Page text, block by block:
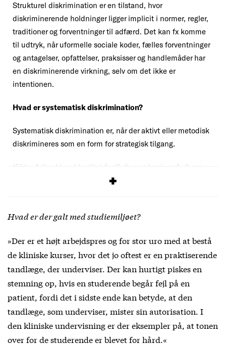
Strukturel diskrimination er en tilstand, hvor
diskriminerende holdninger ligger implicit i normer, regler,
traditioner og forventninger til adfærd. Det kan fx komme
til udtryk, når uformelle sociale koder, fælles forventninger
og antagelser, opfattelser, praksisser og handlemåder har
en diskriminerende virkning, selv om det ikke er
intentionen.
Hvad er systematisk diskrimination?
Systematisk diskrimination er, når der aktivt eller metodisk
diskrimineres som en form for strategisk tilgang.
Kilde: Adjunkt ved Institut for Kultur og Læring, Aalborg
Universitet, Mira C. Skadegård.
Hvad er der galt med studiemiljøet?
»Der er et højt arbejdspres og for stor uro med at bestå
de kliniske kurser, hvor det jo oftest er en praktiserende
tandlæge, der underviser. Der kan hurtigt piskes en
stemning op, hvis en studerende begår fejl på en
patient, fordi det i sidste ende kan betyde, at den
tandlæge, som underviser, mister sin autorisation. I
den kliniske undervisning er der eksempler på, at tonen
over for de studerende er blevet for hård.«